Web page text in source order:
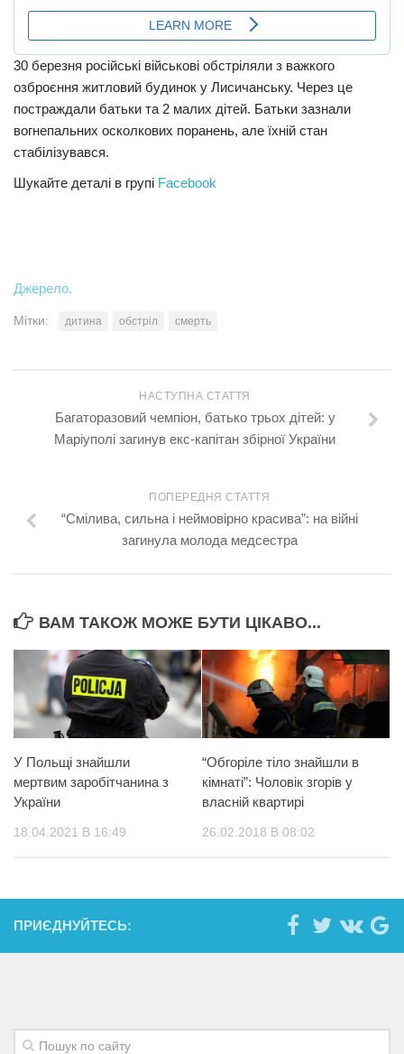
30 березня російські військові обстріляли з важкого
озброєння житловий будинок у Лисичанську. Через це
постраждали батьки та 2 малих дітей. Батьки зазнали
вогнепальних осколкових поранень, але їхній стан
стабілізувався.
Шукайте деталі в групі Facebook
Джерело.
Мітки: дитина обстріл смерть
НАСТУПНА СТАТТЯ
Багаторазовий чемпіон, батько трьох дітей: у
Маріуполі загинув екс-капітан збірної України
ПОПЕРЕДНЯ СТАТТЯ
“Смілива, сильна і неймовірно красива”: на війні
загинула молода медсестра
ВАМ ТАКОЖ МОЖЕ БУТИ ЦІКАВО...
У Польщі знайшли
мертвим заробітчанина з
України
18.04.2021 В 16:49
“Обгоріле тіло знайшли в
кімнаті”: Чоловік згорів у
власній квартирі
26.02.2018 В 08:02
ПРИЄДНУЙТЕСЬ: